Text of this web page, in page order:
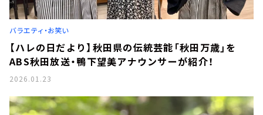
バラエティ・お笑い
【ハレの日だより】秋田県の伝統芸能「秋田万歳」を
ABS秋田放送・鴨下望美アナウンサーが紹介！
2026.01.23